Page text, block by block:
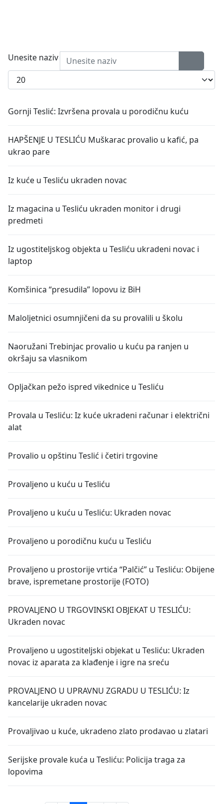
Unesite naziv
Prikaži broj
Gornji Teslić: Izvršena provala u porodičnu kuću
HAPŠENJE U TESLIĆU Muškarac provalio u kafić, pa
ukrao pare
Iz kuće u Tesliću ukraden novac
Iz magacina u Tesliću ukraden monitor i drugi
predmeti
Iz ugostiteljskog objekta u Tesliću ukradeni novac i
laptop
Komšinica “presudila” lopovu iz BiH
Maloljetnici osumnjičeni da su provalili u školu
Naoružani Trebinjac provalio u kuću pa ranjen u
okršaju sa vlasnikom
Opljačkan pežo ispred vikednice u Tesliću
Provala u Tesliću: Iz kuće ukradeni računar i električni
alat
Provalio u opštinu Teslić i četiri trgovine
Provaljeno u kuću u Tesliću
Provaljeno u kuću u Tesliću: Ukraden novac
Provaljeno u porodičnu kuću u Tesliću
Provaljeno u prostorije vrtića “Palčić” u Tesliću: Obijene
brave, ispremetane prostorije (FOTO)
PROVALJENO U TRGOVINSKI OBJEKAT U TESLIĆU:
Ukraden novac
Provaljeno u ugostiteljski objekat u Tesliću: Ukraden
novac iz aparata za klađenje i igre na sreću
PROVALJENO U UPRAVNU ZGRADU U TESLIĆU: Iz
kancelarije ukraden novac
Provaljivao u kuće, ukradeno zlato prodavao u zlatari
Serijske provale kuća u Tesliću: Policija traga za
lopovima